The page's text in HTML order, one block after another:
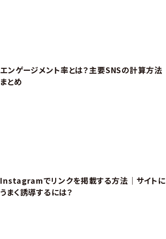
エンゲージメント率とは？主要SNSの計算方法
まとめ
Instagramでリンクを掲載する方法｜サイトに
うまく誘導するには？